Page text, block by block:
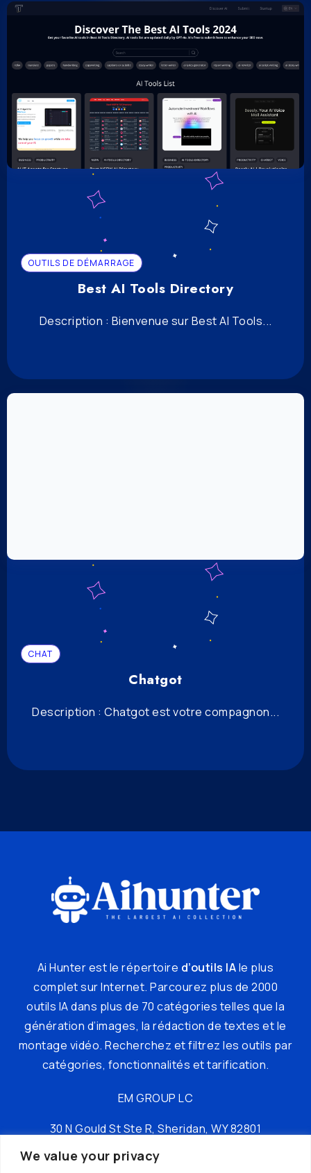
We value your privacy
OUTILS DE DÉMARRAGE
Best AI Tools Directory
Description : Bienvenue sur Best AI Tools...
CHAT
Chatgot
Description : Chatgot est votre compagnon...
Ai Hunter est le répertoire d’outils IAle plus
complet sur Internet. Parcourez plus de 2000
outils IA dans plus de 70 catégories telles que la
génération d’images, la rédaction de textes et le
montage vidéo. Recherchez et filtrez les outils par
catégories, fonctionnalités et tarification.
EM GROUP LC
30 N Gould St Ste R, Sheridan, WY 82801
tél : +16197149049